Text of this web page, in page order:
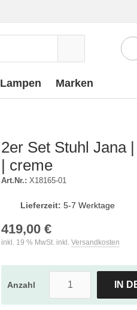
Lampen Marken
2er Set Stuhl Jana
| creme
Art.Nr.: X18165-01
Lieferzeit: 5-7 Werktage
419,00 €
inkl. 19 % MwSt. inkl. Versandkosten
Anzahl IN